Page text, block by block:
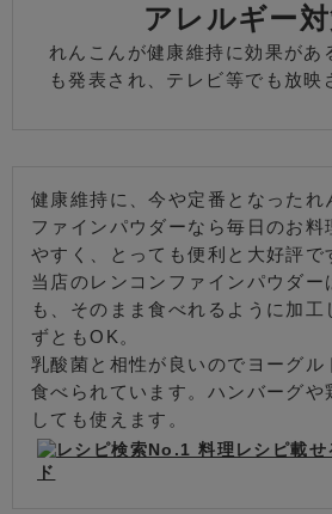
アレルギー
れんこんが健康維持に効果があ
も発表され、テレビ等でも放映
健康維持に、今や定番となったれ
ファインパウダーなら毎日のお
やすく、とっても便利と大好評で
当店のレンコンファインパウダ
も、そのまま食べれるように加
ずともOK。
乳酸菌と相性が良いのでヨーグル
食べられています。ハンバーグや
しても使えます。